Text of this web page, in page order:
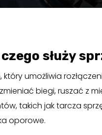
służy
umożliwia
biegi, ruszać z
takich jak tarcza
oporowe.